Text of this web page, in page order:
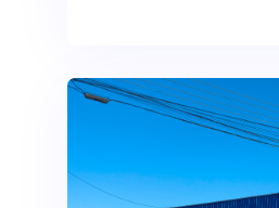
de vida da população, atrai
o cuidado da
bem-estar da comunidade.
A equipe da Secretaria
planejado para garantir que